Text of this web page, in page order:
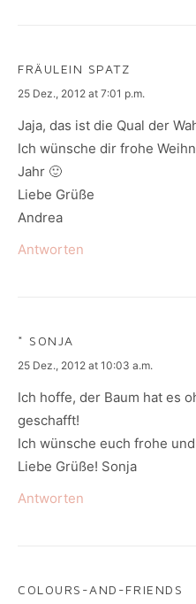
FRÄULEIN SPATZ
says:
25 Dez., 2012 at 7:01 p.m.
Jaja, das ist die Qual der
Ich wünsche dir frohe
Jahr 🙂
Liebe Grüße
Andrea
Antworten
* SONJA
says:
25 Dez., 2012 at 10:03 a.m.
Ich hoffe, der Baum hat es
geschafft!
Ich wünsche euch frohe
Liebe Grüße! Sonja
Antworten
COLOURS-AND-FRIENDS